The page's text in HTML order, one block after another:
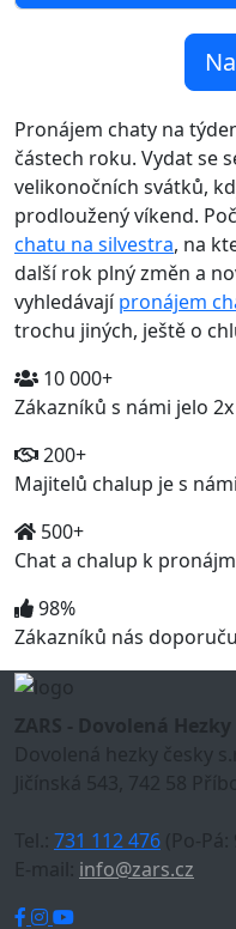
Pronájem chaty na
částech roku. Vydat se
velikonočních svátků,
prodloužený víkend.
chatu na silvestra, na
další rok plný změn a
vyhledávajípronájem
trochu jiných, ještě o
10 000+
Zákazníků s námi jelo
200+
Majitelů chalup je s
500+
Chat a chalup k
98%
Zákazníků nás
ZARS - Dovolená
Dovolená hezky česky
Jičínská 543, 742 58 Příbor
Tel.: 731 112 476 (Po-Pá:
E-mail: info@zars.cz